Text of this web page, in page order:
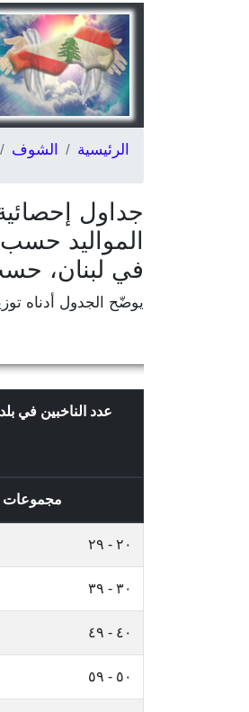
الرئيسية الشوف
جداول
المواليد
في لبنان،
يوضّح الجدول أدناه
عدد الناخبين في
مجموعات
٢٠ - ٢٩
٣٠ - ٣٩
٤٠ - ٤٩
٥٠ - ٥٩